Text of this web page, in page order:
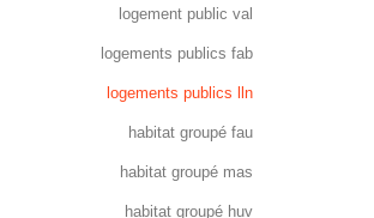
logement public val
logements publics fab
logements publics lln
habitat groupé fau
habitat groupé mas
habitat groupé huv